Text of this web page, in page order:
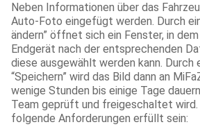
Neben Informationen über das
Auto-Foto eingefügt werden. Durch
ändern” öffnet sich ein Fenster, in
Endgerät nach der entsprechenden
diese ausgewählt werden kann. Durch
“Speichern” wird das Bild dann an
wenige Stunden bis einige Tage
Team geprüft und freigeschaltet wird.
folgende Anforderungen erfüllt sein: